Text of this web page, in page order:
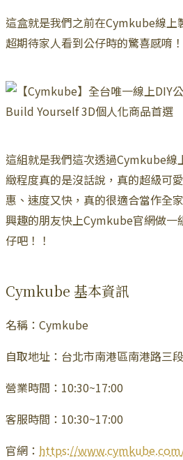
這盒就是我們之前在Cymkube線上
超期待家人看到公仔時的驚喜感唷！
這組就是我們這次透過Cymkube線
緻程度真的是沒話說，真的超級可
惠、速度又快，真的很適合當作全
興趣的朋友快上Cymkube官網做一
仔吧！！
Cymkube 基本資訊
名稱：Cymkube
自取地址：台北市南港區南港路三
營業時間：10:30~17:00
客服時間：10:30~17:00
官網： https://